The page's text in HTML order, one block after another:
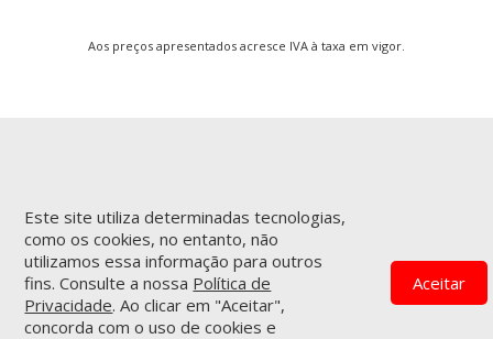
Este site utiliza determinadas tecnologias,
como os cookies, no entanto, não
utilizamos essa informação para outros
fins. Consulte a nossa Política de
Privacidade. Ao clicar em "Aceitar",
concorda com o uso de cookies e
Aceitar
Aos preços apresentados acresce IVA à taxa em vigor.
INFORMAÇÕES
Empresa
Termos e Condições
Política de Privacidade
Contactos
APOIO AO CLIENTE
Encomendas & Pagamentos
Serviço de entregas
Garantias & Devoluções
Livro de Reclamações